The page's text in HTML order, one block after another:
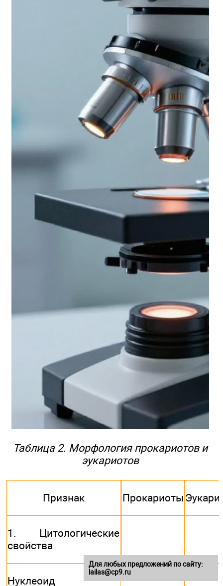
Таблица 2. Морфология прокариотов и
эукариотов
Признак Прокариоты
1. Цитологические
свойства
Нуклеоид
Для любых предложений по сайту:
lailas@cp9.ru